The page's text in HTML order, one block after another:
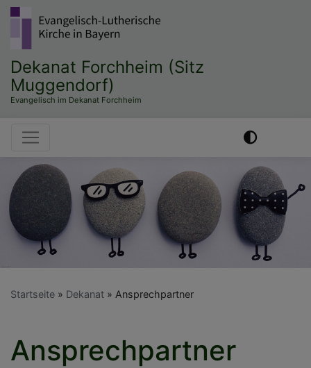
Direkt
Inhalt
Dekanat Forchheim (Sitz
Muggendorf)
Evangelisch im Dekanat Forchheim
Hauptnavigation
Startseite Dekanat Ansprechpartner
Ansprechpartner